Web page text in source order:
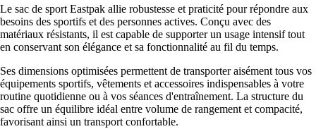
Le sac de sport Eastpak allie robustesse et praticité pour répondre aux
besoins des sportifs et des personnes actives. Conçu avec des
matériaux résistants, il est capable de supporter un usage intensif tout
en conservant son élégance et sa fonctionnalité au fil du temps.
Ses dimensions optimisées permettent de transporter aisément tous vos
équipements sportifs, vêtements et accessoires indispensables à votre
routine quotidienne ou à vos séances d'entraînement. La structure du
sac offre un équilibre idéal entre volume de rangement et compacité,
favorisant ainsi un transport confortable.